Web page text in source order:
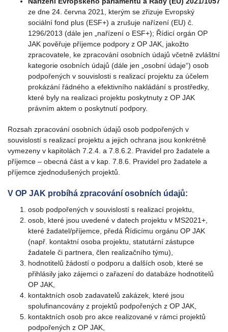
ze dne 24. června 2021, kterým se zřizuje Evropský
sociální fond plus (ESF+) a zrušuje nařízení (EU) č.
1296/2013 (dále jen „nařízení o ESF+); Řídicí orgán OP
JAK pověřuje příjemce podpory z OP JAK, jakožto
zpracovatele, ke zpracování osobních údajů včetně zvláštní
kategorie osobních údajů (dále jen „osobní údaje“) osob
podpořených v souvislosti s realizací projektu za účelem
prokázání řádného a efektivního nakládání s prostředky,
které byly na realizaci projektu poskytnuty z OP JAK
právním aktem o poskytnutí podpory.
Rozsah zpracování osobních údajů osob podpořených v
souvislostí s realizací projektu a jejich ochrana jsou konkrétně
vymezeny v kapitolách 7.2.4. a 7.8.6.2. Pravidel pro žadatele a
příjemce – obecná část a v kap. 7.8.6. Pravidel pro žadatele a
příjemce zjednodušených projektů.
V OP JAK probíhá zpracování osobních údajů:
osob podpořených v souvislostí s realizací projektu,
osob, které jsou uvedené v datech projektu v MS2021+,
které žadatel/příjemce, předá Řídicímu orgánu OP JAK
(např. kontaktní osoba projektu, statutární zástupce
žadatele či partnera, člen realizačního týmu),
hodnotitelů žádostí o podporu a dalších osob, které se
přihlásily jako zájemci o zařazení do databáze hodnotitelů
OP JAK,
kontaktních osob zadavatelů zakázek, které jsou
spolufinancovány z projektů podpořených z OP JAK,
kontaktních osob pro akce realizované v rámci projektů
podpořených z OP JAK,